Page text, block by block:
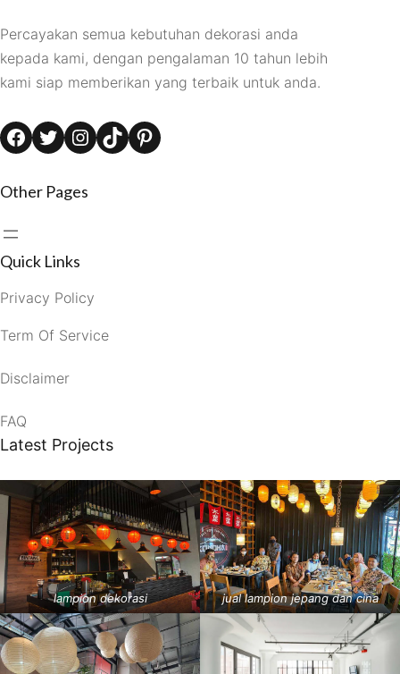
Percayakan semua kebutuhan dekorasi anda
kepada kami, dengan pengalaman 10 tahun lebih
kami siap memberikan yang terbaik untuk anda.
Facebook Twitter Instagram TikTok Pinterest
Other Pages
Quick Links
Privacy Policy
Term Of Service
Disclaimer
FAQ
Latest Projects
lampion dekorasi jual lampion jepang dan cina